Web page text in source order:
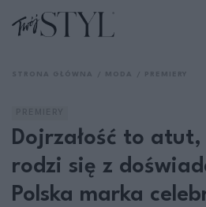
Dojrzałość to
rodzi się z
Polska marka